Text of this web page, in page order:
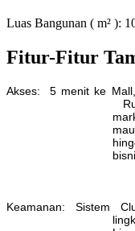
Luas Bangunan ( m² ):
Fitur-Fitur
Akses: 5 menit ke Mall,
Keamanan: Sistem